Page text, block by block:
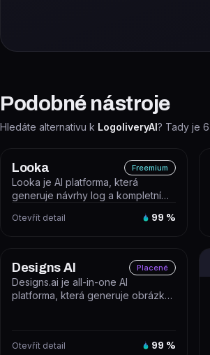
Podobné nástroje
Hledáte alternativu k LogoliveryAI? Tady je 6
Looka Freemium
Looka je AI platforma, která
generuje návrhy log a kompletní
základě...
Otevřít detail 99 %
Designs AI Placené
Designs.ai je all-in-one AI
platforma, která generuje obrázky,
Otevřít detail 99 %